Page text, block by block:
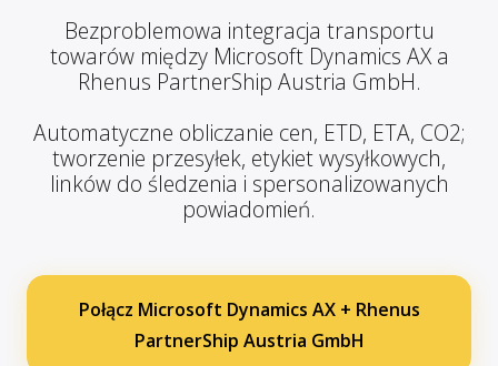
Bezproblemowa integracja transportu
towarów między Microsoft Dynamics AX a
Rhenus PartnerShip Austria GmbH.
Automatyczne obliczanie cen, ETD, ETA, CO2;
tworzenie przesyłek, etykiet wysyłkowych,
linków do śledzenia i spersonalizowanych
powiadomień.
Połącz Microsoft Dynamics AX + Rhenus
PartnerShip Austria GmbH